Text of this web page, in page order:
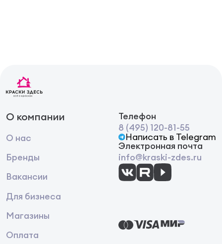
О компании
О нас
Бренды
Вакансии
Для бизнеса
Магазины
Оплата
Телефон
8 (495) 120-81-55
Написать в Telegram
Электронная почта
info@kraski-zdes.ru